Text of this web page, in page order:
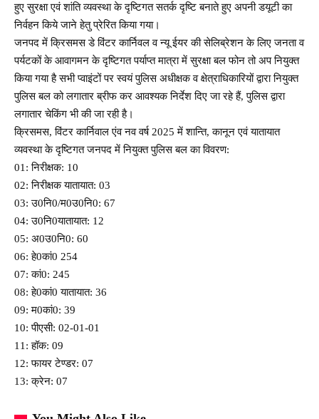
हुए सुरक्षा एवं शांति व्यवस्था के दृष्टिगत सतर्क दृष्टि बनाते हुए अपनी डयूटी का
निर्वहन किये जाने हेतु प्रेरित किया गया।
जनपद में क्रिसमस डे विंटर कार्निवल व न्यू ईयर की सेलिब्रेशन के लिए जनता व
पर्यटकों के आवागमन के दृष्टिगत पर्याप्त मात्रा में सुरक्षा बल फोन तो अप नियुक्त
किया गया है सभी प्वाइंटों पर स्वयं पुलिस अधीक्षक व क्षेत्राधिकारियों द्वारा नियुक्त
पुलिस बल को लगातार ब्रीफ कर आवश्यक निर्देश दिए जा रहे हैं, पुलिस द्वारा
लगातार चेकिंग भी की जा रही है।
क्रिसमस, विंटर कार्निवाल एंव नव वर्ष 2025 में शान्ति, कानून एवं यातायात
व्यवस्था के दृष्टिगत जनपद में नियुक्त पुलिस बल का विवरण:
01: निरीक्षक: 10
02: निरीक्षक यातायात: 03
03: उ0नि0/म0उ0नि0: 67
04: उ0नि0यातायात: 12
05: अ0उ0नि0: 60
06: हे0कां0 254
07: कां0: 245
08: हे0कां0 यातायात: 36
09: म0कां0: 39
10: पीएसी: 02-01-01
11: हॉक: 09
12: फायर टेण्डर: 07
13: क्रेन: 07